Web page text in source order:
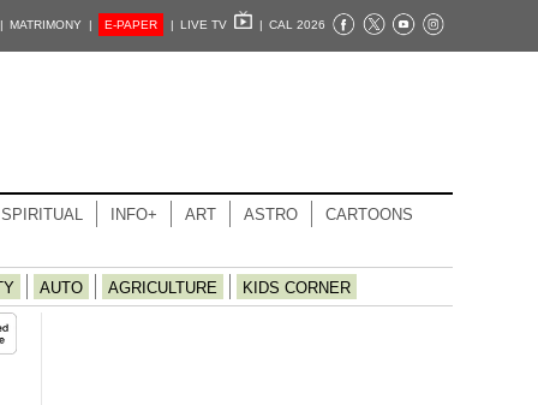
MATRIMONY | E-PAPER | LIVE TV | CAL 2026
SPIRITUAL INFO+ ART ASTRO CARTOONS
AUTO AGRICULTURE KIDS CORNER